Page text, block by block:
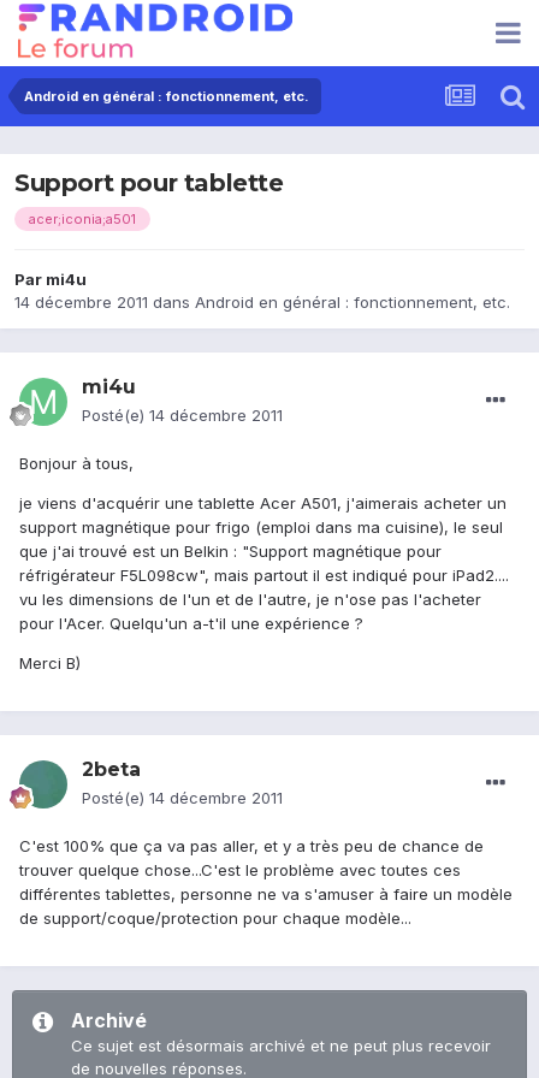
Android en général : fonctionnement, etc.
Support pour tablette
acer;iconia;a501
Par mi4u
14 décembre 2011 dans Android en général : fonctionnement, etc.
mi4u
Posté(e) 14 décembre 2011
Bonjour à tous,
je viens d'acquérir une tablette Acer A501, j'aimerais acheter un
support magnétique pour frigo (emploi dans ma cuisine), le seul
que j'ai trouvé est un Belkin : "Support magnétique pour
réfrigérateur F5L098cw", mais partout il est indiqué pour iPad2....
vu les dimensions de l'un et de l'autre, je n'ose pas l'acheter
pour l'Acer. Quelqu'un a-t'il une expérience ?
Merci B)
2beta
Posté(e) 14 décembre 2011
C'est 100% que ça va pas aller, et y a très peu de chance de
trouver quelque chose...C'est le problème avec toutes ces
différentes tablettes, personne ne va s'amuser à faire un modèle
de support/coque/protection pour chaque modèle...
Archivé
Ce sujet est désormais archivé et ne peut plus recevoir
de nouvelles réponses.